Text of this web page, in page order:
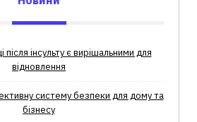
після інсульту є вирішальними для
відновлення
систему безпеки для дому та
бізнесу